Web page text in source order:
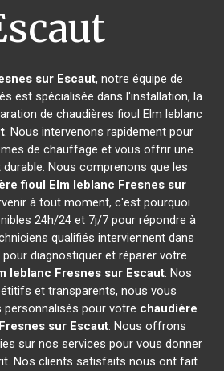
sur Escaut, notre équipe de
est spécialisée dans l'installation, la
de chaudières fioul Elm leblanc
. Nous intervenons rapidement pour
de chauffage et vous offrir une
Nous comprenons que les
fioul Elm leblanc Fresnes sur
à tout moment, c'est pourquoi
24h/24 et 7j/7 pour répondre à
qualifiés interviennent dans
diagnostiquer et réparer votre
leblanc Fresnes sur Escaut. Nos
et transparents, nous vous
pour votre chaudière
Fresnes sur Escaut. Nous offrons
sur nos services pour vous donner
Nos clients satisfaits nous ont fait